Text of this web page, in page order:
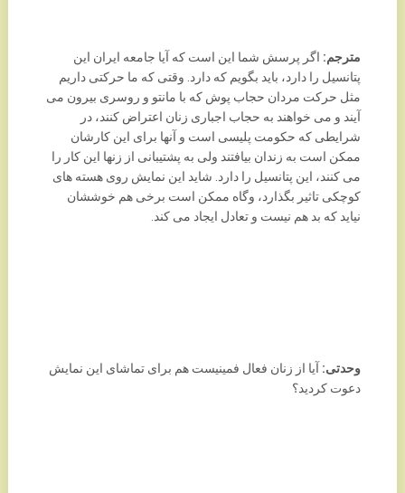
مترجم: اگر پرسش شما این است که آیا جامعه ایران این
پتانسیل را دارد، باید بگویم که دارد. وقتی که ما حرکتی داریم
مثل حرکت مردان حجاب پوش که با مانتو و روسری بیرون می
آیند و می خواهند به حجاب اجباری زنان اعتراض کنند، در
شرایطی که حکومت پلیسی است و آنها برای این کارشان
ممکن است به زندان بیافتند ولی به پشتیبانی از زنها این کار را
می کنند، این پتانسیل را دارد. شاید این نمایش روی هسته های
کوچکی تاثیر بگذارد، وگاه ممکن است برخی هم خوششان
نیاید که بد هم نیست و تعادل ایجاد می کند.
وحدتی: آیا از زنان فعال فمینیست هم برای تماشای این نمایش
دعوت کردید؟